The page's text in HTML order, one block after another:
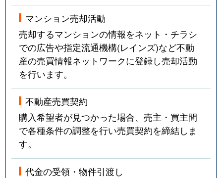
マンション売却活動
売却するマンションの情報をネット・チラシ
での広告や指定流通機構(レインズ)など不動
産の売買情報ネットワークに登録し売却活動
を行います。
不動産売買契約
購入希望者が見つかった場合、売主・買主間
で各種条件の調整を行い売買契約を締結しま
す。
代金の受領・物件引渡し